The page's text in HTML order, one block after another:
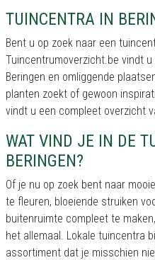
TUINCENTRA IN
Bent u op zoek naar een
Tuincentrumoverzicht.be vindt
Beringen en omliggende
planten zoekt of gewoon
vindt u een compleet overzicht
WAT VIND JE IN DE
BERINGEN?
Of je nu op zoek bent naar
te fleuren, bloeiende struiken
buitenruimte compleet te
het allemaal. Lokale tuincentra
assortiment dat je misschien